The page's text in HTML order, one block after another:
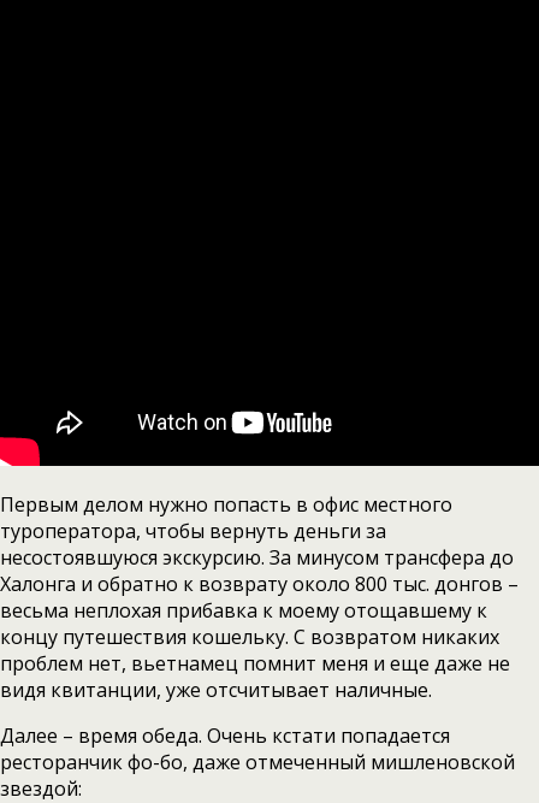
Первым делом нужно попасть в офис местного
туроператора, чтобы вернуть деньги за
несостоявшуюся экскурсию. За минусом трансфера до
Халонга и обратно к возврату около 800 тыс. донгов –
весьма неплохая прибавка к моему отощавшему к
концу путешествия кошельку. С возвратом никаких
проблем нет, вьетнамец помнит меня и еще даже не
видя квитанции, уже отсчитывает наличные.
Далее – время обеда. Очень кстати попадается
ресторанчик фо-бо, даже отмеченный мишленовской
звездой: